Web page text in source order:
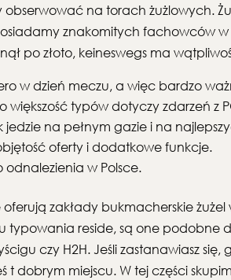
obserwować na torach żużlowych.
znakomitych fachowców
po złoto, keineswegs ma
w dzień meczu, a więc bardzo
większość typów dotyczy zdarzeń z
jedzie na pełnym gazie i na
oferty i dodatkowe funkcje.
odnalezienia w Polsce.
zakłady bukmacherskie
typowania reside, są one
czy H2H. Jeśli zastanawiasz
t dobrym miejscu. W tej części